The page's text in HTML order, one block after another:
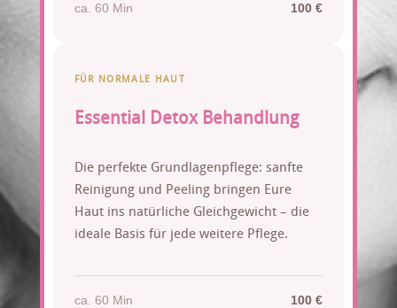
ca. 60 Min 100 €
FÜR NORMALE HAUT
Essential Detox Behandlung
Die perfekte Grundlagenpflege: sanfte
Reinigung und Peeling bringen Eure
Haut ins natürliche Gleichgewicht – die
ideale Basis für jede weitere Pflege.
ca. 60 Min 100 €